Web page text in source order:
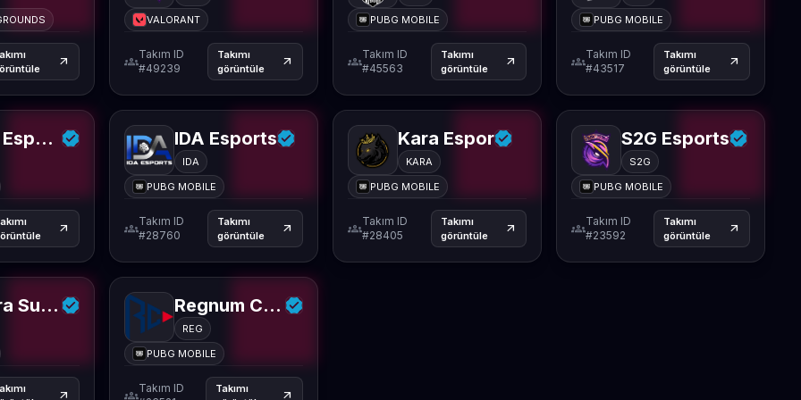
arrow_outward
VALORANT
groupsTakım ID
#49239
Takımı
görüntüle
arrow_outward
PUBG MOBILE
groupsTakım ID
#45563
Takımı
görüntüle
arrow_outward
PUBG MOBILE
groupsTakım ID
#43517
Takımı
görüntüle
arrow_outward
Black Esports
arrow_outward
IDA Esports
IDA
PUBG MOBILE
groupsTakım ID
#28760
Takımı
görüntüle
arrow_outward
Kara Espor
KARA
PUBG MOBILE
groupsTakım ID
#28405
Takımı
görüntüle
arrow_outward
S2G Esports
S2G
PUBG MOBILE
groupsTakım ID
#23592
Takımı
görüntüle
arrow_outward
Papara SuperMassive
arrow_outward
Regnum Carya Esports
REG
PUBG MOBILE
groupsTakım ID
Takımı
arrow_outward